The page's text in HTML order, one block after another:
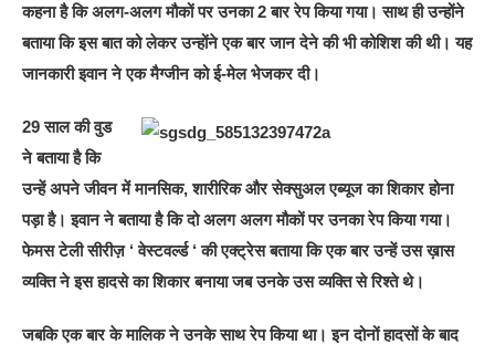
कहना है कि अलग-अलग मौकों पर उनका 2 बार रेप किया गया। साथ ही उन्होंने
बताया कि इस बात को लेकर उन्होंने एक बार जान देने की भी कोशिश की थी। यह
जानकारी इवान ने एक मैग्जीन को ई-मेल भेजकर दी।
29 साल की वुड
ने बताया है कि
उन्हें अपने जीवन में मानसिक, शारीरिक और सेक्सुअल एब्यूज का शिकार होना
पड़ा है। इवान ने बताया है कि दो अलग अलग मौकों पर उनका रेप किया गया।
फेमस टेली सीरीज़ ‘ वेस्टवर्ल्ड ‘ की एक्ट्रेस बताया कि एक बार उन्हें उस ख़ास
व्यक्ति ने इस हादसे का शिकार बनाया जब उनके उस व्यक्ति से रिश्ते थे।
जबकि एक बार के मालिक ने उनके साथ रेप किया था। इन दोनों हादसों के बाद